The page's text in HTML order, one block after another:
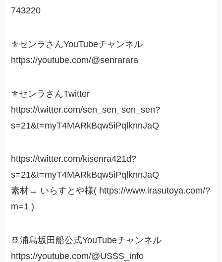
743220
⚜️センラさんYouTubeチャンネル
https://youtube.com/@senrarara
⚜️センラさんTwitter
https://twitter.com/sen_sen_sen_sen?
s=21&t=myT4MARkBqw5iPqlknnJaQ
https://twitter.com/kisenra421d?
s=21&t=myT4MARkBqw5iPqlknnJaQ
素材→ いらすとや様( https://www.irasutoya.com/?
m=1 )
🚢浦島坂田船公式YouTubeチャンネル
https://youtube.com/@USSS_info